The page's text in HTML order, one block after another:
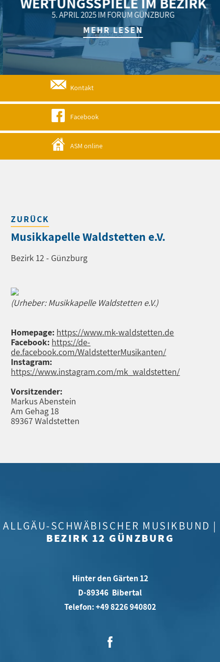
5. APRIL 2025 IM FORUM GÜNZBURG
MEHR LESEN
Kontakt
Facebook
ASM online
ZURÜCK
Musikkapelle Waldstetten e.V.
Bezirk 12 - Günzburg
(Urheber: Musikkapelle Waldstetten e.V.)
Homepage: https://www.mk-waldstetten.de
Facebook: https://de-
de.facebook.com/WaldstetterMusikanten/
Instagram:
https://www.instagram.com/mk_waldstetten/
Vorsitzender:
Markus Abenstein
Am Gehag 18
89367 Waldstetten
ALLGÄU-SCHWÄBISCHER MUSIKBUND |
BEZIRK 12 GÜNZBURG
Hinter den Gärten 12
D-89346 Bibertal
Telefon: +49 8226 940802